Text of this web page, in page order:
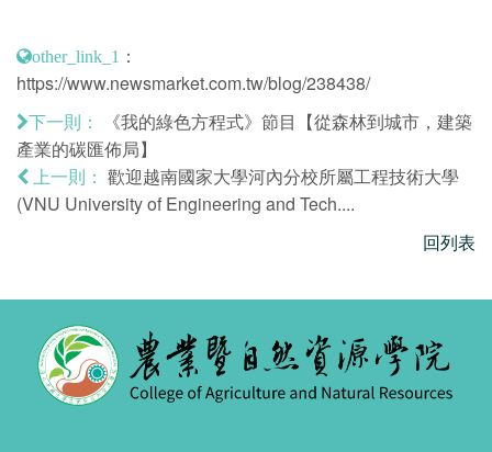
other_link_1
：
https://www.newsmarket.com.tw/blog/238438/
下一則：
《我的綠色方程式》節目【從森林到城市，建築
產業的碳匯佈局】
上一則：
歡迎越南國家大學河內分校所屬工程技術大學
(VNU University of Engineering and Tech....
回列表